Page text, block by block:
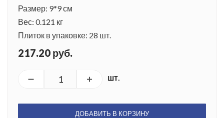
Размер: 9*9 см
Вес: 0.121 кг
Плиток в упаковке: 28 шт.
217.20 руб.
шт.
ДОБАВИТЬ В КОРЗИНУ